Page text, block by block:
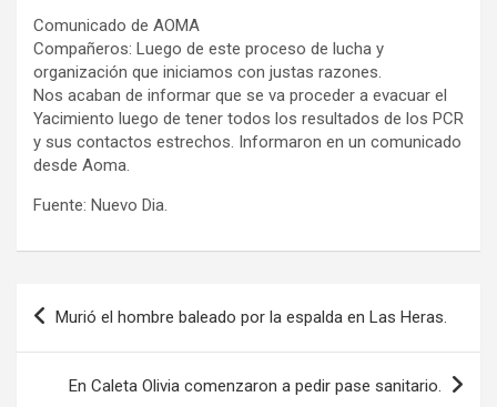
Comunicado de AOMA
Compañeros: Luego de este proceso de lucha y
organización que iniciamos con justas razones.
Nos acaban de informar que se va proceder a evacuar el
Yacimiento luego de tener todos los resultados de los PCR
y sus contactos estrechos. Informaron en un comunicado
desde Aoma.
Fuente: Nuevo Dia.
Navegación
Murió el hombre baleado por la espalda en Las Heras.
En Caleta Olivia comenzaron a pedir pase sanitario.